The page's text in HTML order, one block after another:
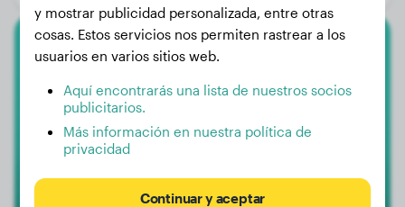
Crestado Chino
Yashu
y mostrar publicidad personalizada, entre otras
cosas. Estos servicios nos permiten rastrear a los
usuarios en varios sitios web.
Aquí encontrarás una lista de nuestros socios
publicitarios.
Más información en nuestra política de
privacidad
Continuar y aceptar